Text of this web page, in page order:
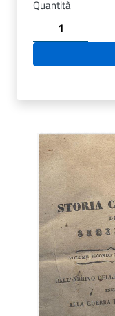
Quantità
CRITICA
DI
FAVOLOSI
CADUTA
DELL'IMPERO
ROMANO
DIVISA
QUATTRO
VOLUMI-
SCRITTA
DAL
CAN.
GIUSEPPE
ALESSI